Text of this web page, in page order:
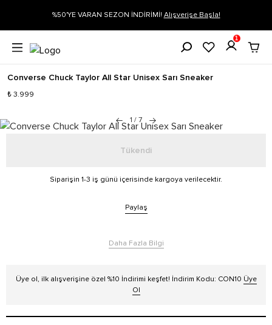
%50'YE VARAN SEZON İNDİRİMİ! Alışverişe Başla!
1
Converse Chuck Taylor All Star Unisex Sarı Sneaker
₺ 3.999
1 / 7
Tükendi
Siparişin 1-3 iş günü içerisinde kargoya verilecektir.
Paylaş
Daha Fazla Bilgi
Üye ol, ilk alışverişine özel %10 İndirimi keşfet! İndirim Kodu: CON10 Üye
Ol